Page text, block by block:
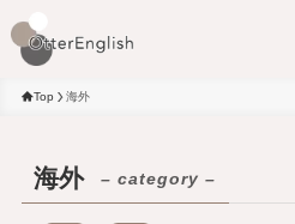
Top 海外
海外 – category –